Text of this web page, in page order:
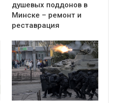
душевых поддонов в
Минске – ремонт и
реставрация